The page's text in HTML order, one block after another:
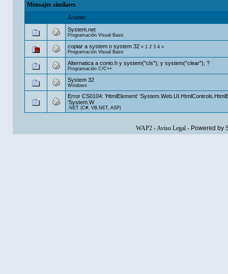
Mensajes similares
Asunto
System.net
Programación Visual Basic
copiar a system o system 32 «1 2 3 4»
Programación Visual Basic
Alternatica a conio.h y system("cls"); y system("clear"); ?
Programación C/C++
System 32
Windows
Error CS0104: 'HtmlElement'
'System.W
.NET (C#, VB.NET, ASP)
WAP2-Aviso Legal- Powered by